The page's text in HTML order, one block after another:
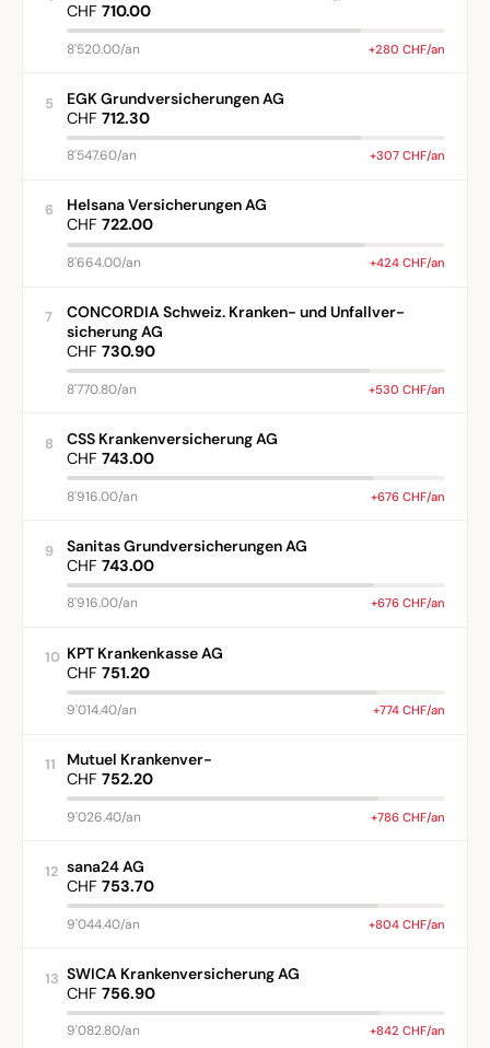
CHF 710.00
8'520.00/an +280 CHF/an
5
EGK Grundversicherungen AG
CHF 712.30
8'547.60/an +307 CHF/an
6
Helsana Versicherungen AG
CHF 722.00
8'664.00/an +424 CHF/an
7
CONCORDIA Schweiz. Kranken- und Unfallver-
sicherung AG
CHF 730.90
8'770.80/an +530 CHF/an
8
CSS Krankenversicherung AG
CHF 743.00
8'916.00/an +676 CHF/an
9
Sanitas Grundversicherungen AG
CHF 743.00
8'916.00/an +676 CHF/an
10 KPT Krankenkasse AG
CHF 751.20
9'014.40/an +774 CHF/an
11
Mutuel Krankenver-
CHF 752.20
9'026.40/an +786 CHF/an
12 sana24 AG
CHF 753.70
9'044.40/an +804 CHF/an
13 SWICA Krankenversicherung AG
CHF 756.90
9'082.80/an +842 CHF/an